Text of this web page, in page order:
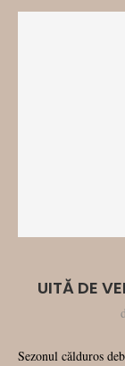
UITĂ DE
Sezonul călduros